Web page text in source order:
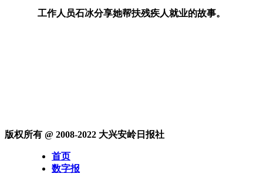
工作人员石冰分享她帮扶残疾人就业的故事。
版权所有 @ 2008-2022 大兴安岭日报社
首页
数字报